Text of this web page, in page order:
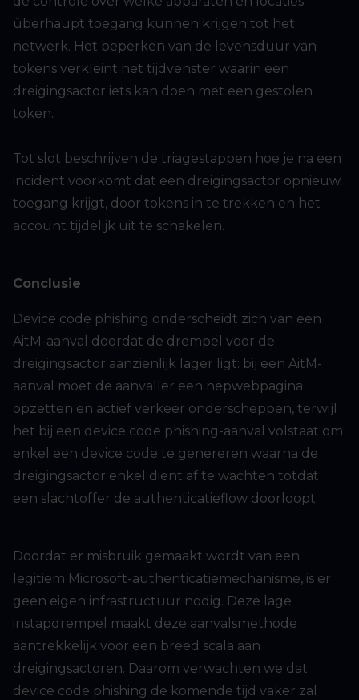
überhaupt toegang kunnen krijgen tot het
netwerk. Het beperken van de levensduur van
tokens verkleint het tijdvenster waarin een
dreigingsactor iets kan doen met een gestolen
token.
Tot slot beschrijven de triagestappen hoe je na een
incident voorkomt dat een dreigingsactor opnieuw
toegang krijgt, door tokens in te trekken en het
account tijdelijk uit te schakelen.
Conclusie
Device code phishing onderscheidt zich van een
AitM-aanval doordat de drempel voor de
dreigingsactor aanzienlijk lager ligt: bij een AitM-
aanval moet de aanvaller een nepwebpagina
opzetten en actief verkeer onderscheppen, terwijl
het bij een device code phishing-aanval volstaat om
enkel een device code te genereren waarna de
dreigingsactor enkel dient af te wachten totdat
een slachtoffer de authenticatieflow doorloopt.
Doordat er misbruik gemaakt wordt van een
legitiem Microsoft-authenticatiemechanisme, is er
geen eigen infrastructuur nodig. Deze lage
instapdrempel maakt deze aanvalsmethode
aantrekkelijk voor een breed scala aan
dreigingsactoren. Daarom verwachten we dat
device code phishing de komende tijd vaker zal